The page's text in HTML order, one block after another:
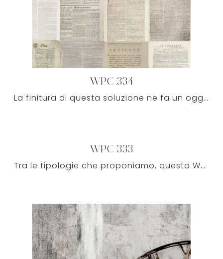
WPC 334
La finitura di questa soluzione ne fa un oggetto di arredo pensato per personalizzare gli ambienti di cui disponi, anche quando sono già arredati.
WPC 333
Tra le tipologie che proponiamo, questa WPC 333 WALL WRITING COLLECTION connota ciascun interno coniugando la qualità delle finiture e lo stile del ...